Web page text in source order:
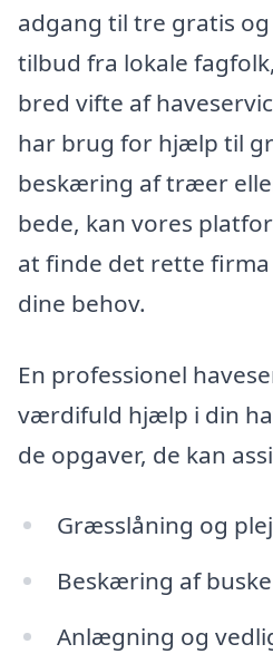
adgang til tre gratis
tilbud fra lokale
bred vifte af
har brug for hjælp til
beskæring af træer
bede, kan vores
at finde det rette
dine behov.
En professionel
værdifuld hjælp i din
de opgaver, de kan
Græsslåning og
Beskæring af
Anlægning og